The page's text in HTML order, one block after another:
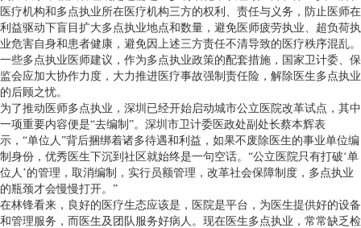
医疗机构和多点执业所在医疗机构三方的权利、责任与义务，防止医师在
利益驱动下盲目扩大多点执业地点和数量，避免医师疲劳执业、超负荷执
业危害自身和患者健康，避免因上述三方责任不清导致的医疗秩序混乱。
一些多点执业医师建议，作为多点执业政策的配套措施，国家卫计委、保
监会应加大协作力度，大力推进医疗事故强制责任险，解除医生多点执业
的后顾之忧。
为了推动医师多点执业，深圳已经开始启动城市公立医院改革试点，其中
一项重要内容便是“去编制”。深圳市卫计委医政处副处长蔡本辉表
示，“单位人”背后捆绑着诸多待遇和利益，如果不废除医生的事业单位编
制身份，优秀医生下沉到社区就始终是一句空话。“公立医院只有打破‘单
位人’的管理，取消编制，实行员额管理，改革社会保障制度，多点执业
的瓶颈才会慢慢打开。”
在林锋看来，良好的医疗生态应该是，医院是平台，为医生提供好的设备
和管理服务，而医生及团队服务好病人。现在医生多点执业，常常缺乏检